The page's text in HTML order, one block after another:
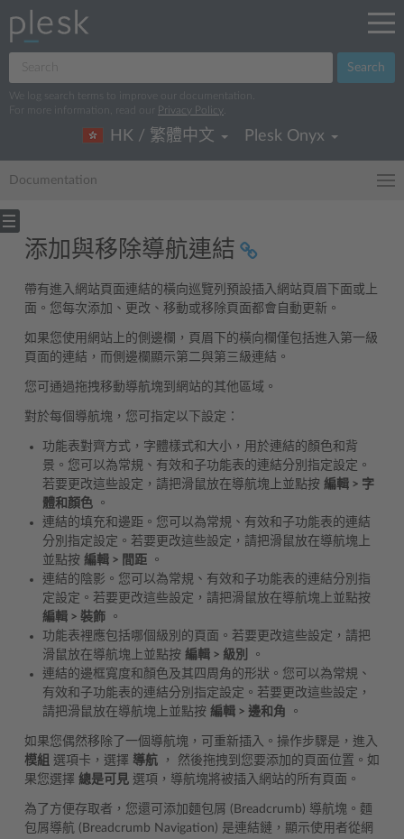
Search
We log search terms to improve our documentation.
For more information, read our
Privacy Policy
HK / 繁體中文 Plesk Onyx
Documentation
添加與移除導航連結
帶有進入網站頁面連結的橫向巡覽列預設插入網站頁眉下面或上
面。您每次添加、更改、移動或移除頁面都會自動更新。
如果您使用網站上的側邊欄，頁眉下的橫向欄僅包括進入第一級
頁面的連結，而側邊欄顯示第二與第三級連結。
您可通過拖拽移動導航塊到網站的其他區域。
對於每個導航塊，您可指定以下設定：
功能表對齊方式，字體樣式和大小，用於連結的顏色和背
景。您可以為常規、有效和子功能表的連結分別指定設定。
若要更改這些設定，請把滑鼠放在導航塊上並點按 編輯 > 字
體和顏色 。
連結的填充和邊距。您可以為常規、有效和子功能表的連結
分別指定設定。若要更改這些設定，請把滑鼠放在導航塊上
並點按 編輯 > 間距 。
連結的陰影。您可以為常規、有效和子功能表的連結分別指
定設定。若要更改這些設定，請把滑鼠放在導航塊上並點按
編輯 > 裝飾 。
功能表裡應包括哪個級別的頁面。若要更改這些設定，請把
滑鼠放在導航塊上並點按 編輯 > 級別
。
連結的邊框寬度和顏色及其四周角的形狀。您可以為常規、
有效和子功能表的連結分別指定設定。若要更改這些設定，
請把滑鼠放在導航塊上並點按 編輯 > 邊和角 。
如果您偶然移除了一個導航塊，可重新插入。操作步驟是，進入
模組 選項卡，選擇 導航 ， 然後拖拽到您要添加的頁面位置。如
果您選擇 總是可見 選項，導航塊將被插入網站的所有頁面。
為了方便存取者，您還可添加麵包屑 (Breadcrumb) 導航塊。麵
包屑導航 (Breadcrumb Navigation) 是連結鏈，顯示使用者從網